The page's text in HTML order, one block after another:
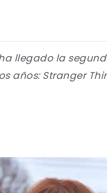
llegado la
años: Stranger